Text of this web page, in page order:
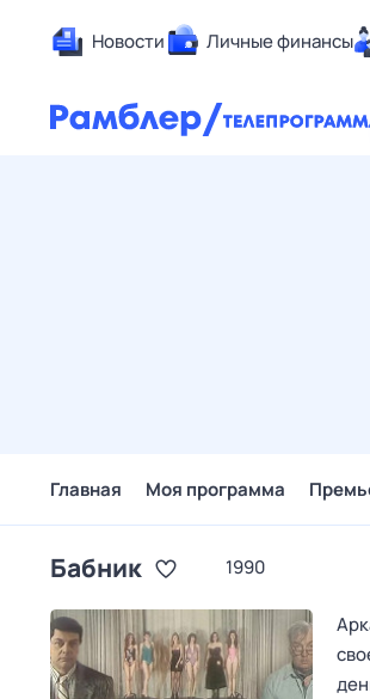
Новости Личные финансы
Главная Моя программа
Бабник 1990